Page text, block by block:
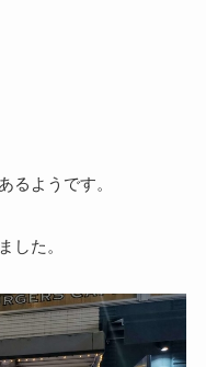
るようです。
した。